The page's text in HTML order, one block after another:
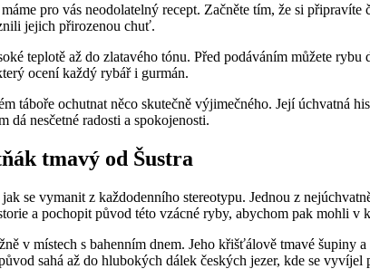
pro vás neodolatelný recept. Začněte tím, že si
jejich přirozenou chuť.
teplotě až do zlatavého tónu. Před podáváním můžete
ocení každý rybář i gurmán.
ochutnat něco skutečně výjimečného. Její úchvatná
dá nesčetné radosti a spokojenosti.
tmavý od Šustra
jak se vymanit z každodenního stereotypu. Jednou z
a pochopit původ této vzácné ryby, abychom pak mohli v
v místech s bahenním dnem. Jeho křišťálově tmavé šupiny
sahá až do hlubokých dálek českých jezer, kde se